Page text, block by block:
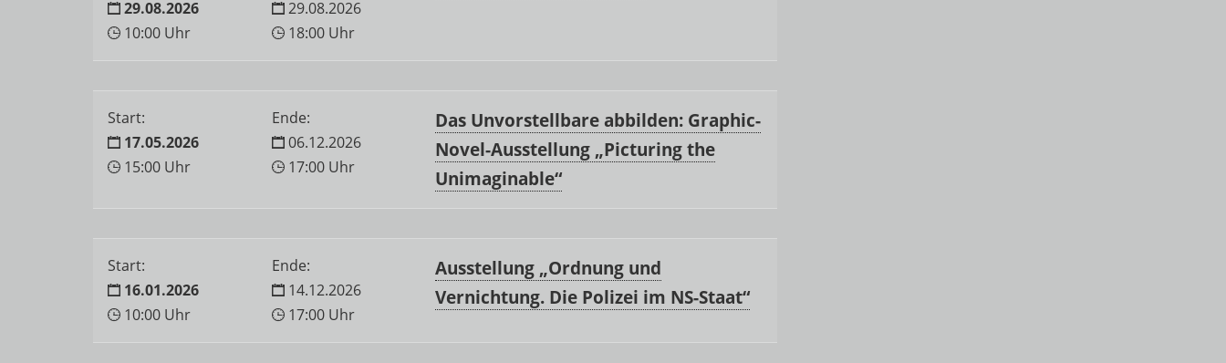
29.08.2026
10:00 Uhr
29.08.2026
18:00 Uhr
Start:
17.05.2026
15:00 Uhr
Ende:
06.12.2026
17:00 Uhr
Das Unvorstellbare abbilden: Graphic-
Novel-Ausstellung „Picturing the
Unimaginable“
Start:
16.01.2026
10:00 Uhr
Ende:
14.12.2026
17:00 Uhr
Ausstellung „Ordnung und
Vernichtung. Die Polizei im NS-Staat“